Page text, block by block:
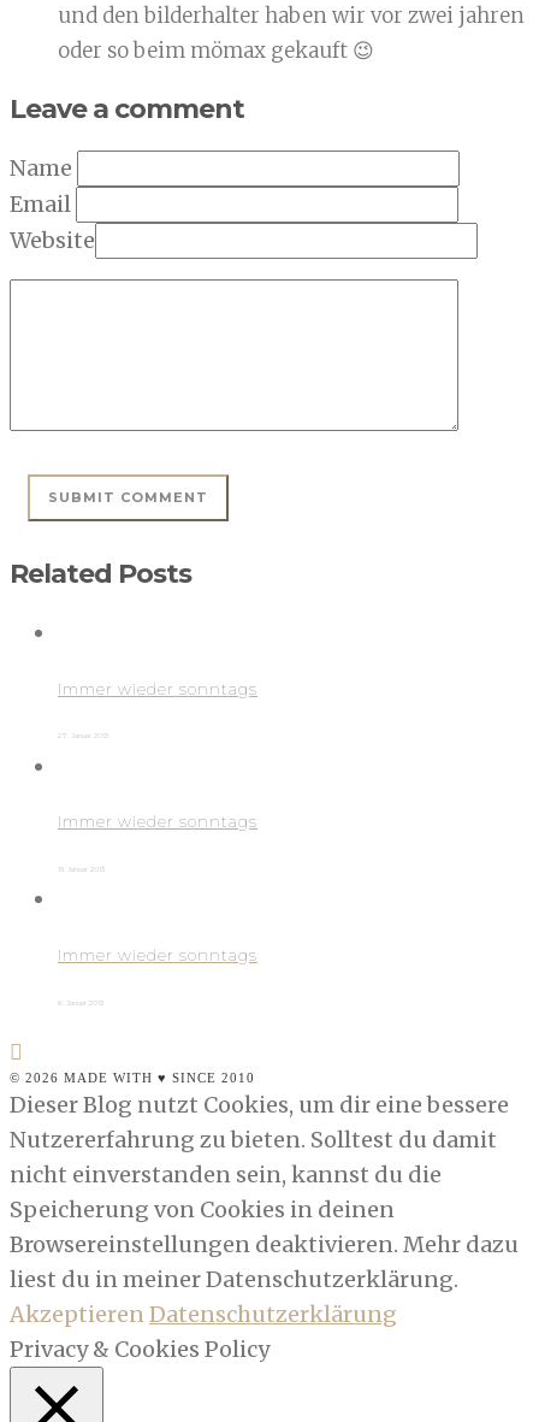
und den bilderhalter haben wir vor zwei jahren
oder so beim mömax gekauft 😉
Leave a comment
Name
Email
Website
Related Posts
Immer wieder sonntags
27. Januar 2013
Immer wieder sonntags
13. Januar 2013
Immer wieder sonntags
6. Januar 2013
© 2026 MADE WITH ♥ SINCE 2010
Dieser Blog nutzt Cookies, um dir eine bessere
Nutzererfahrung zu bieten. Solltest du damit
nicht einverstanden sein, kannst du die
Speicherung von Cookies in deinen
Browsereinstellungen deaktivieren. Mehr dazu
liest du in meiner Datenschutzerklärung.
AkzeptierenDatenschutzerklärung
Privacy & Cookies Policy